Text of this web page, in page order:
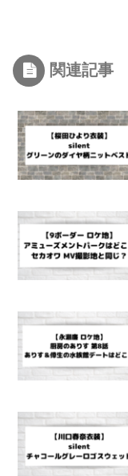
関連記事